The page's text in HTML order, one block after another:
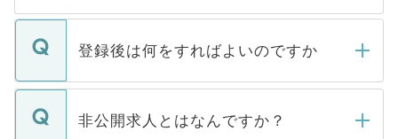
登録後は何をすればよいのですか
ご登録いただきましたら、弊社担当者がご
登録内容を確認し、その後メールもしくは
非公開求人とはなんですか？